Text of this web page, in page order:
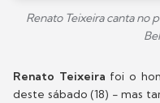
Renato Teixeira canta no
Renato Teixeira foi o
deste sábado (18) - mas